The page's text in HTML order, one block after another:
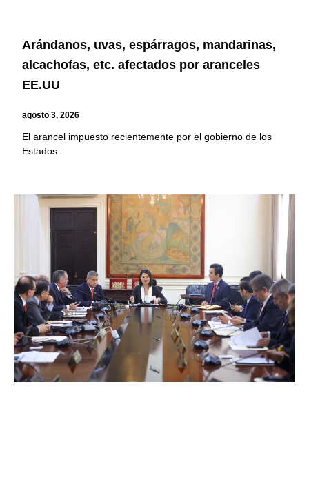
Arándanos, uvas, espárragos, mandarinas,
alcachofas, etc. afectados por aranceles
EE.UU
agosto 3, 2026
El arancel impuesto recientemente por el gobierno de los
Estados